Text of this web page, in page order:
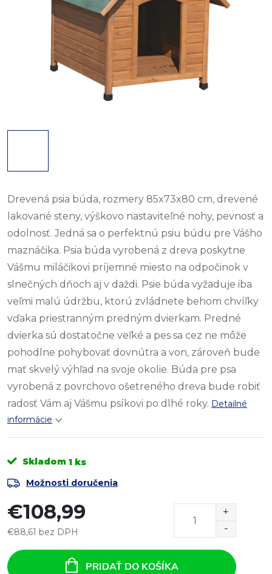
Drevená psia búda, rozmery 85x73x80 cm, drevené
lakované steny, výškovo nastaviteľné nohy, pevnosť a
odolnosť. Jedná sa o perfektnú psiu búdu pre Vášho
maznáčika. Psia búda vyrobená z dreva poskytne
Vášmu miláčikovi príjemné miesto na odpočinok v
slnečných dňoch aj v daždi. Psie búda vyžaduje iba
veľmi malú údržbu, ktorú zvládnete behom chvíľky
vďaka priestranným predným dvierkam. Predné
dvierka sú dostatočne veľké a pes sa cez ne môže
pohodlne pohybovať dovnútra a von, zároveň bude
mať skvelý výhľad na svoje okolie. Búda pre psa
vyrobená z povrchovo ošetreného dreva bude robiť
radosť Vám aj Vášmu psíkovi po dlhé roky. Detailné
informácie
Skladom 1 ks
Možnosti doručenia
€108,99
€88,61 bez DPH
cena:
PRIDAŤ DO KOŠÍKA